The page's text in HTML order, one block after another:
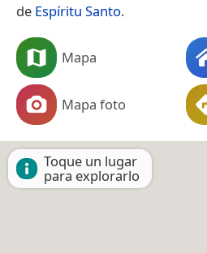
de Espíritu Santo.
Mapa
Mapa foto
Toque un lugar
para explorarlo